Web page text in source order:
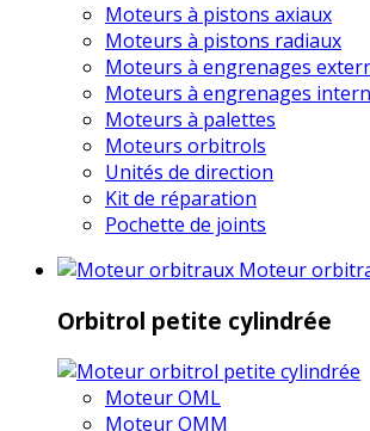
Moteurs à pistons axiaux
Moteurs à pistons radiaux
Moteurs à engrenages
Moteurs à engrenages
Moteurs à palettes
Moteurs orbitrols
Unités de direction
Kit de réparation
Pochette de joints
Moteur
Orbitrol petite cylindrée
Moteur OML
Moteur OMM